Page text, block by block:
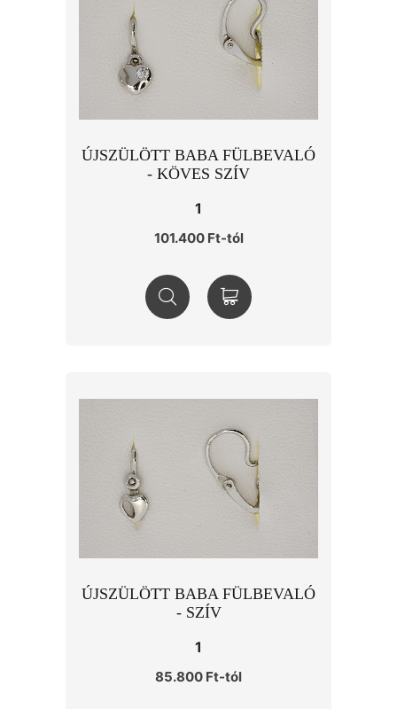
ÚJSZÜLÖTT BABA FÜLBEVALÓ
- KÖVES SZÍV
1
101.400 Ft-tól
ÚJSZÜLÖTT BABA FÜLBEVALÓ
- SZÍV
1
85.800 Ft-tól